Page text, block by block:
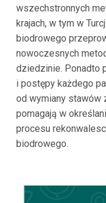
wszechstronnych
krajach, w tym w
biodrowego
nowoczesnych
dziedzinie. Ponadto
i postępy każdego
od wymiany stawów
pomagają w
procesu
biodrowego.